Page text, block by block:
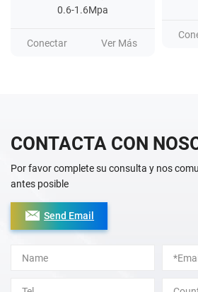
0.6-1.6Mpa
Conectar Ver Más
CONTACTA CON
Por favor complete su consulta y nos
antes posible
Send Email
Alternative: